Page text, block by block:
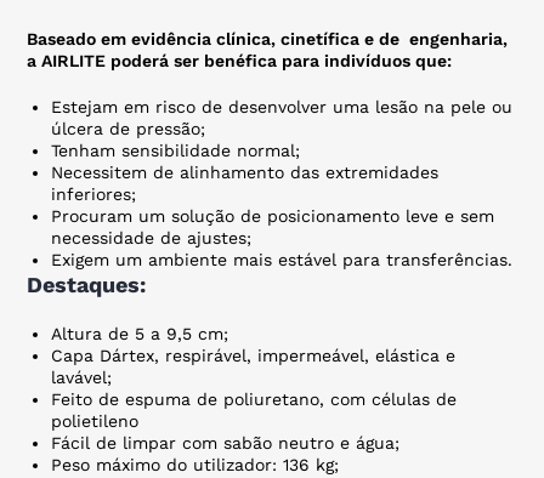
Baseado em evidência clínica, cinetífica e de engenharia,
a AIRLITE poderá ser benéfica para indivíduos que:
Estejam em risco de desenvolver uma lesão na pele ou
úlcera de pressão;
Tenham sensibilidade normal;
Necessitem de alinhamento das extremidades
inferiores;
Procuram um solução de posicionamento leve e sem
necessidade de ajustes;
Exigem um ambiente mais estável para transferências.
Destaques:
Altura de 5 a 9,5 cm;
Capa Dártex, respirável, impermeável, elástica e
lavável;
Feito de espuma de poliuretano, com células de
polietileno
Fácil de limpar com sabão neutro e água;
Peso máximo do utilizador: 136 kg;
COMUNICADO
DE FÉRIAS